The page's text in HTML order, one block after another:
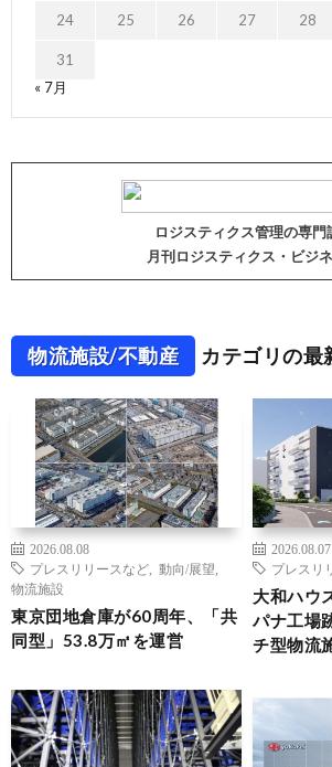
24 25 26 27 28
31
« 7月
ロジスティクス管理の専門
月刊ロジスティクス・ビジ
物流施設/不動産 カテゴリの最
2026.08.08
プレスリリースなど
動向/展望
物流施設
東京団地倉庫が60周年、「共
同型」53.8万㎡を運営
2026.08.07
プレスリ
大和ハウ
パナ工場
チ型物流